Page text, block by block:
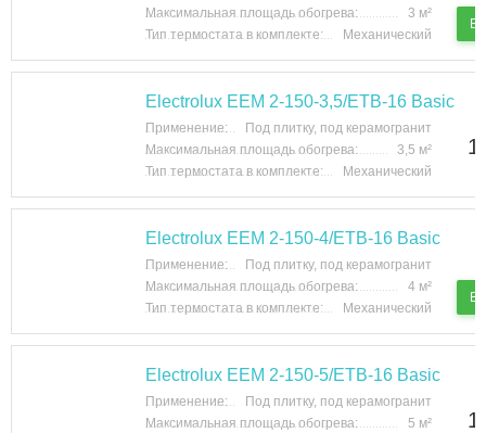
Максимальная площадь обогрева:
3 м²
Тип термостата в комплекте:
Механический
В
Electrolux EEM 2-150-3,5/ETB-16 Basic
Применение:
Под плитку, под керамогранит
Максимальная площадь обогрева:
3,5 м²
Тип термостата в комплекте:
Механический
Electrolux EEM 2-150-4/ETB-16 Basic
Применение:
Под плитку, под керамогранит
Максимальная площадь обогрева:
4 м²
Тип термостата в комплекте:
Механический
В
Electrolux EEM 2-150-5/ETB-16 Basic
Применение:
Под плитку, под керамогранит
Максимальная площадь обогрева:
5 м²